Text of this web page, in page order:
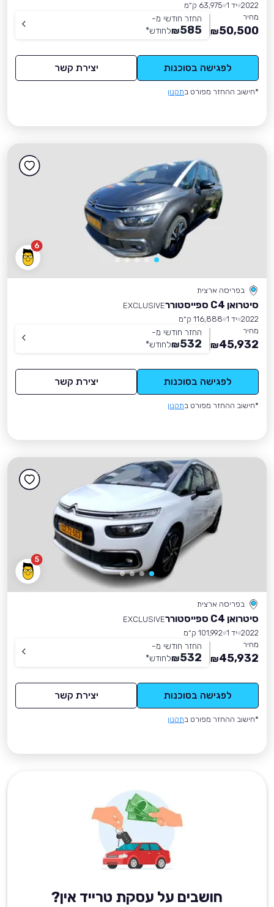
2022 יד 1
63,975 ק״מ
מחיר
50,500
₪
החזר חודשי מ-
585
₪לחודש*
לפגישה בסוכנות יצירת קשר
*חישוב ההחזר מפורט בתקנון
6
בפריסה ארצית
סיטרואן C4 ספייסטורר
EXCLUSIVE
2022 יד 1
116,888 ק״מ
מחיר
45,932
₪
החזר חודשי מ-
532
₪לחודש*
לפגישה בסוכנות יצירת קשר
*חישוב ההחזר מפורט בתקנון
5
בפריסה ארצית
סיטרואן C4 ספייסטורר
EXCLUSIVE
2022 יד 1
101,992 ק״מ
מחיר
45,932
₪
החזר חודשי מ-
532
₪לחודש*
לפגישה בסוכנות יצירת קשר
*חישוב ההחזר מפורט בתקנון
חושבים על עסקת טרייד אין?